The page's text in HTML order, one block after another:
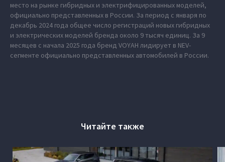
место на рынке гибридных и электрифицированных моделей,
официально представленных в России. За период с января по
декабрь 2024 года общее число регистраций новых гибридных
и электрических моделей бренда около 9 тысяч единиц. За 9
месяцев с начала 2025 года бренд VOYAH лидирует в NEV-
сегменте официально представленных автомобилей в России.
Читайте также